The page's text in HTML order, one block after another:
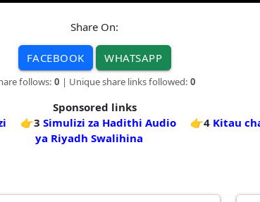
Share On:
FACEBOOK WHATSAPP
follows: 0 | Unique share links followed: 0
Sponsored links
👉3 Simulizi za Hadithi Audio 👉4 Kitau
ya Riyadh Swalihina